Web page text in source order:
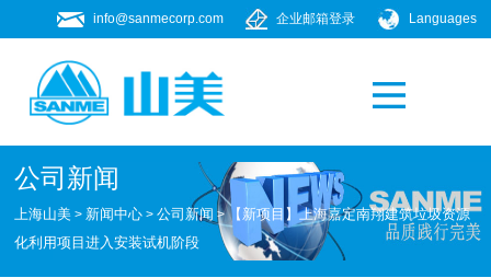
Languages
企业邮箱登录
info@sanmecorp.com
公司新闻
上海山美 > 新闻中心 >公司新闻 >【新项目】上海嘉定南翔建筑垃圾资源
化利用项目进入安装试机阶段